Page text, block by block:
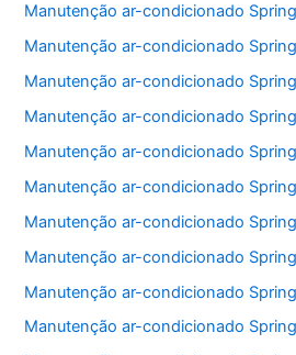
Manutenção ar-condicionado
Manutenção ar-condicionado
Manutenção ar-condicionado
Manutenção ar-condicionado
Manutenção ar-condicionado
Manutenção ar-condicionado
Manutenção ar-condicionado
Manutenção ar-condicionado
Manutenção ar-condicionado
Manutenção ar-condicionado